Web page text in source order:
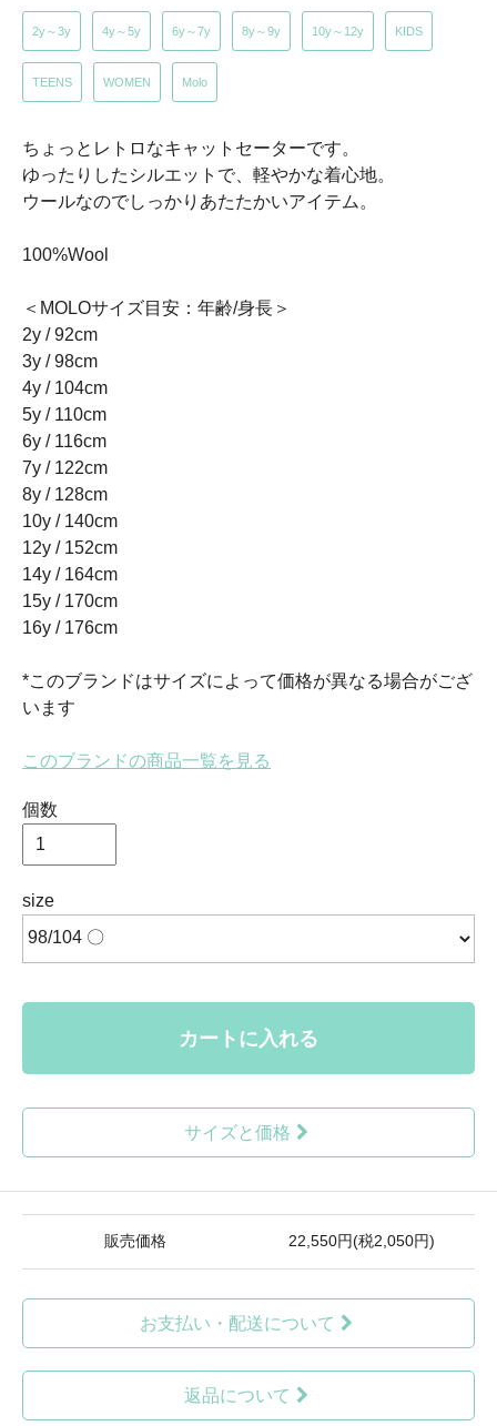
2y～3y 4y～5y 6y～7y 8y～9y 10y～12y KIDS
TEENS WOMEN Molo
ちょっとレトロなキャットセーターです。
ゆったりしたシルエットで、軽やかな着心地。
ウールなのでしっかりあたたかいアイテム。
100%Wool
＜MOLOサイズ目安：年齢/身長＞
2y / 92cm
3y / 98cm
4y / 104cm
5y / 110cm
6y / 116cm
7y / 122cm
8y / 128cm
10y / 140cm
12y / 152cm
14y / 164cm
15y / 170cm
16y / 176cm
*このブランドはサイズによって価格が異なる場合がござ
います
このブランドの商品一覧を見る
個数
size
カートに入れる
サイズと価格
販売価格 22,550円(税2,050円)
お支払い・配送について
返品について